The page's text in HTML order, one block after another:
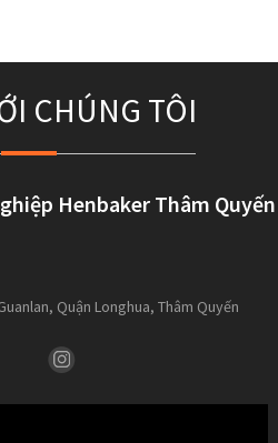
CHÚNG TÔI
Henbaker Thâm Quyến
Quận Longhua, Thâm Quyến